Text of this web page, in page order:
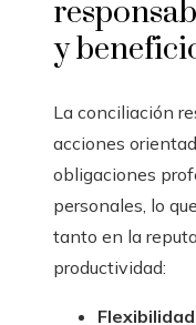
y
La conciliación
acciones
obligaciones
personales, lo
tanto en la
productividad: